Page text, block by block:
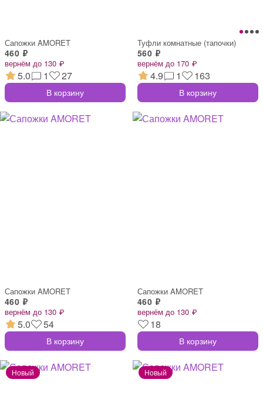
Сапожки AMORET
460 ₽
вернём до 130 ₽
5.0 1 27
В корзину
Туфли комнатные (тапочки)
560 ₽
вернём до 170 ₽
4.9 1 163
В корзину
Сапожки AMORET
460 ₽
вернём до 130 ₽
5.0 54
В корзину
Сапожки AMORET
460 ₽
вернём до 130 ₽
18
В корзину